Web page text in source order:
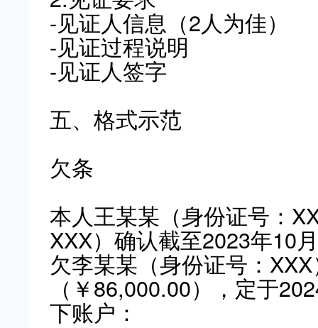
-见证人信息（2人为佳）
-见证过程说明
-见证人签字
五、格式示范
欠条
本人王某某（身份证号：
XXX）确认截至2023年10
欠李某某（身份证号：
（￥86,000.00），定于
下账户：